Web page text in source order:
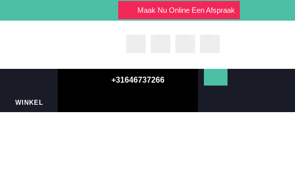
Maak Nu Online Een Afspraak
WINKEL
+31646737266